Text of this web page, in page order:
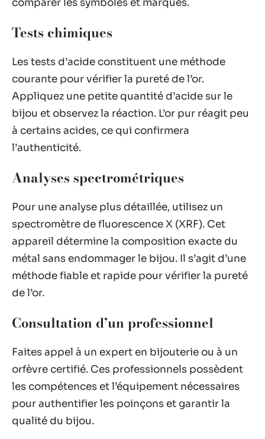
comparer les symboles et marques.
Tests chimiques
Les tests d’acide constituent une méthode
courante pour vérifier la pureté de l’or.
Appliquez une petite quantité d’acide sur le
bijou et observez la réaction. L’or pur réagit peu
à certains acides, ce qui confirmera
l’authenticité.
Analyses spectrométriques
Pour une analyse plus détaillée, utilisez un
spectromètre de fluorescence X (XRF). Cet
appareil détermine la composition exacte du
métal sans endommager le bijou. Il s’agit d’une
méthode fiable et rapide pour vérifier la pureté
de l’or.
Consultation d’un professionnel
Faites appel à un expert en bijouterie ou à un
orfèvre certifié. Ces professionnels possèdent
les compétences et l’équipement nécessaires
pour authentifier les poinçons et garantir la
qualité du bijou.